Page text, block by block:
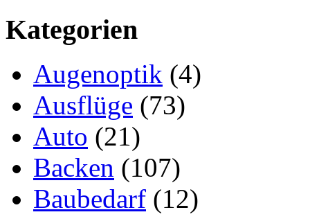
Kategorien
Augenoptik (4)
Ausflüge (73)
Auto (21)
Backen (107)
Baubedarf (12)